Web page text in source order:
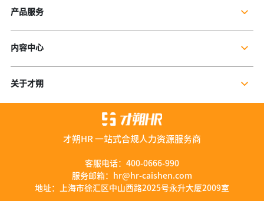
产品服务
个人社保服务
残保金规划
内容中心
行业干货
关于才朔
才朔HR 一站式合规人力资源服务商
客服电话： 400-0666-990
服务邮箱：
hr@hr-caishen.com
地址：上海市徐汇区中山西路2025号永升大厦2009室